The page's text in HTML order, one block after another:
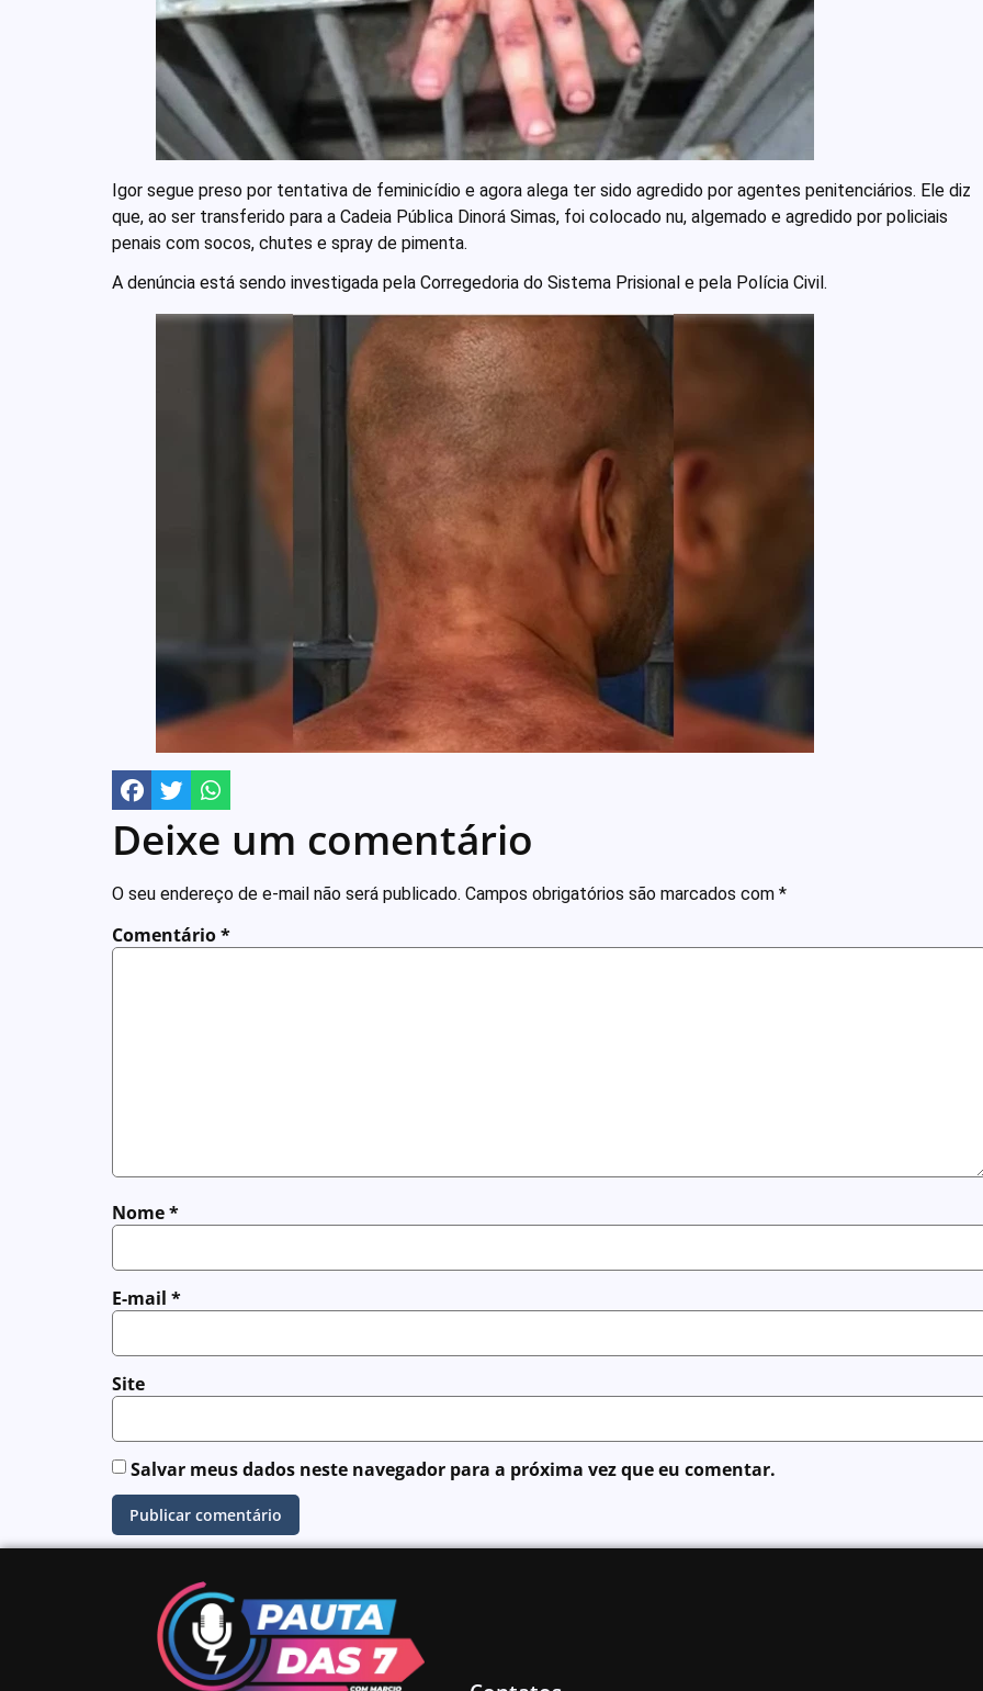
Igor segue preso por tentativa de feminicídio e agora alega ter sido agredido por agentes penitenciários. Ele diz
que, ao ser transferido para a Cadeia Pública Dinorá Simas, foi colocado nu, algemado e agredido por policiais
penais com socos, chutes e spray de pimenta.
A denúncia está sendo investigada pela Corregedoria do Sistema Prisional e pela Polícia Civil.
Deixe um comentário
O seu endereço de e-mail não será publicado. Campos obrigatórios são marcados com *
Comentário*
Nome*
E-mail *
Site
Salvar meus dados neste navegador para a próxima vez que eu comentar.